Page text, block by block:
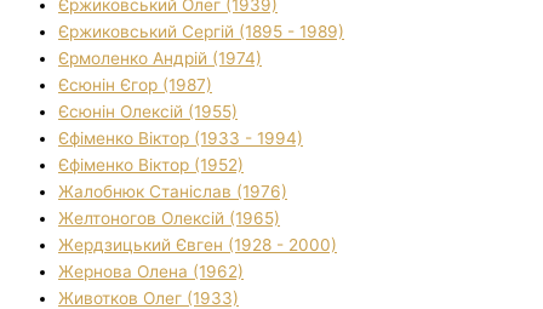
Єржиковський Олег (1939)
Єржиковський Сергій (1895 - 1989)
Єрмоленко Андрій (1974)
Єсюнін Єгор (1987)
Єсюнін Олексій (1955)
Єфіменко Віктор (1933 - 1994)
Єфіменко Віктор (1952)
Жалобнюк Станіслав (1976)
Желтоногов Олексій (1965)
Жердзицький Євген (1928 - 2000)
Жернова Олена (1962)
Животков Олег (1933)